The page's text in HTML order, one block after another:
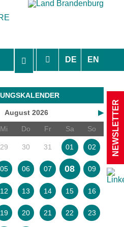
DE EN
▶
August 2026
Mi Do Fr Sa So
29 30 31 01 02
05 06 07 08 09
12 13 14 15 16
19 20 21 22 23
NEWSLETTER